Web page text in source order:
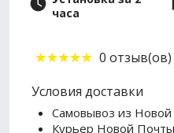
часа
0 отзыв(ов)
Условия доставки
Самовывоз из Новой
Курьер Новой Почты